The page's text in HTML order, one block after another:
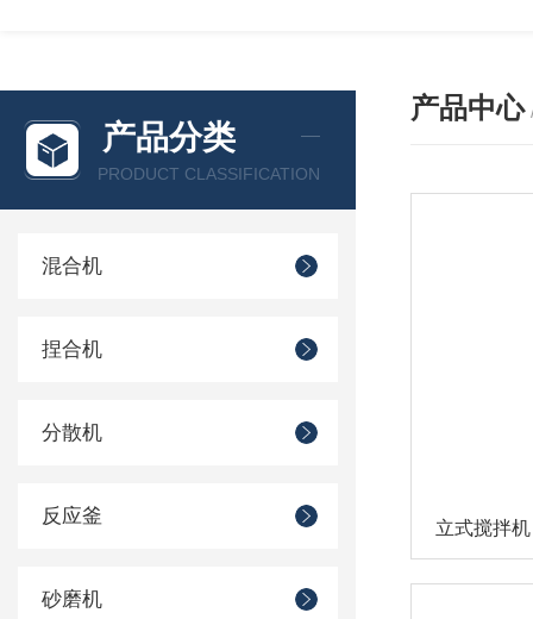
产品分类
PRODUCT CLASSIFICATION
混合机
捏合机
分散机
反应釜
砂磨机
产品中心
立式搅拌机